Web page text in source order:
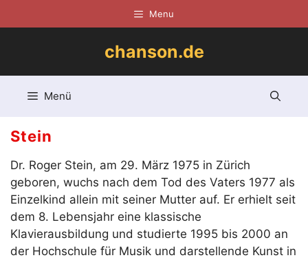
Inhalt
Menu
chanson.de
Menü
Stein
Dr. Roger Stein, am 29. März 1975 in Zürich
geboren, wuchs nach dem Tod des Vaters 1977 als
Einzelkind allein mit seiner Mutter auf. Er erhielt seit
dem 8. Lebensjahr eine klassische
Klavierausbildung und studierte 1995 bis 2000 an
der Hochschule für Musik und darstellende Kunst in